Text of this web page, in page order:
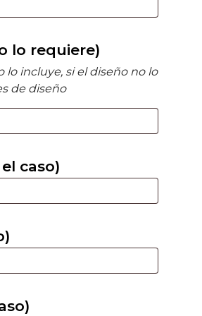
lo requiere)
lo incluye, si el diseño no lo
de diseño
caso)